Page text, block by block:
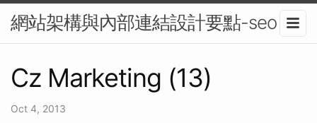
網站架構與內部連結設計要點-seo
Cz Marketing (13)
Oct 4, 2013